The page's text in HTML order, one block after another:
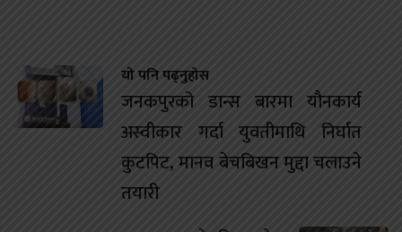
यो पनि पढ्नुहोस
जनकपुरको डान्स बारमा यौनकार्य
अस्वीकार गर्दा युवतीमाथि निर्घात
कुटपिट, मानव बेचबिखन मुद्दा चलाउने
तयारी